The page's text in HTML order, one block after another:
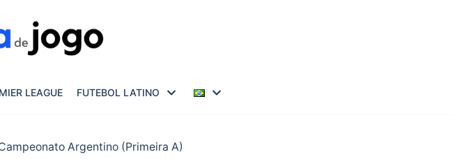
LEAGUE FUTEBOL LATINO
Argentino (Primeira A)